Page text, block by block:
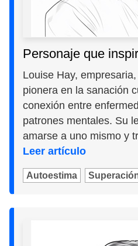
Personaje que
Louise Hay,
pionera en la sanación
conexión entre
patrones mentales. Su
amarse a uno mismo y
Leer artículo
Autoestima